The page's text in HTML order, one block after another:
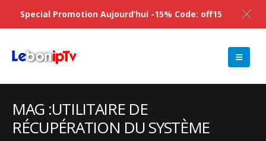
MAG :UTILITAIRE DE
RÉCUPÉRATION DU SYSTÈME
Special Promotion Aujourd’hui -15% Code: off15